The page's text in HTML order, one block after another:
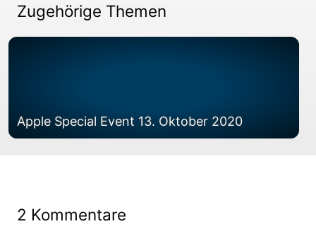
Zugehörige Themen
Apple Special Event 13. Oktober 2020
2 Kommentare